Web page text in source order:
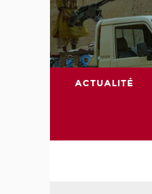
ACTUALITÉ